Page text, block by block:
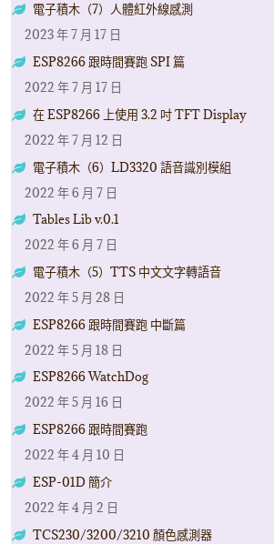
電子積木（7）人體紅外線感測
2023 年 7 月 17 日
ESP8266 跟時間賽跑 SPI 篇
2022 年 7 月 17 日
在 ESP8266 上使用 3.2 吋 TFT Display
2022 年 7 月 12 日
電子積木（6）LD3320 語音識別模組
2022 年 6 月 7 日
Tables Lib v.0.1
2022 年 6 月 7 日
電子積木（5）TTS 中文文字轉語音
2022 年 5 月 28 日
ESP8266 跟時間賽跑 中斷篇
2022 年 5 月 18 日
ESP8266 WatchDog
2022 年 5 月 16 日
ESP8266 跟時間賽跑
2022 年 4 月 10 日
ESP-01D 簡介
2022 年 4 月 2 日
TCS230/3200/3210 顏色感測器